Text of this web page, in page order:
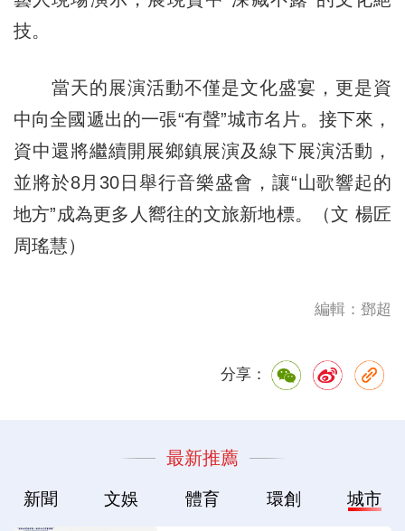
技。
當天的展演活動不僅是文化盛宴，更是資
中向全國遞出的一張“有聲”城市名片。接下來，
資中還將繼續開展鄉鎮展演及線下展演活動，
並將於8月30日舉行音樂盛會，讓“山歌響起的
地方”成為更多人嚮往的文旅新地標。（文 楊匠
周瑤慧）
編輯：鄧超
分享：
最新推薦
新聞 文娛 體育 環創 城市